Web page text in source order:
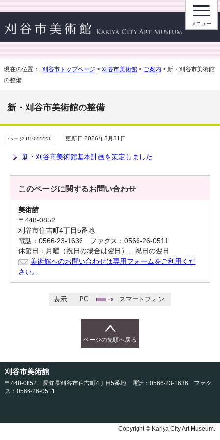
メニュー
現在の位置： 刈谷市トップページ > 刈谷市美術館 > ご案内 > 新・刈谷市美術館
の整備
新・刈谷市美術館の整備
ページID1022223 更新日 2026年3月31日
新・刈谷市美術館基本計画を策定しました
このページに関するお問い合わせ
美術館
〒448-0852
刈谷市住吉町4丁目5番地
電話：0566-23-1636 ファクス：0566-26-0511
休館日：月曜（祝日の場合は翌日）、祝日の翌日
美術館へのお問い合わせは専用フォームをご利用くだ
さい。
表示 PC スマートフォン
ページの先頭へ戻る
刈谷市美術館
〒448-0852 愛知県刈谷市住吉町4丁目5番地 電話：0566-23-1636 ファク
ス：0566-26-0511
Copyright © Kariya City Art Museum.